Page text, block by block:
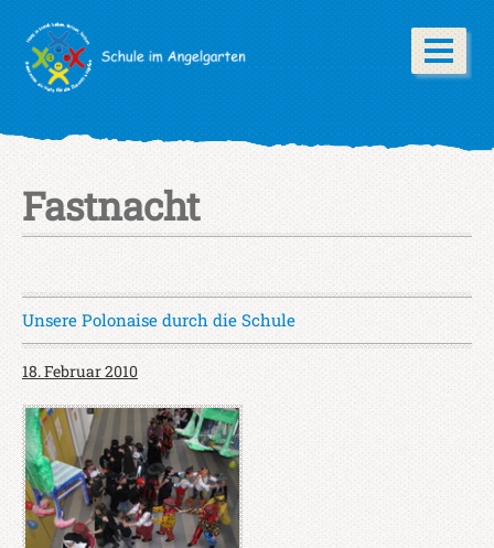
Fastnacht
Unsere Polonaise durch die Schule
18. Februar 2010